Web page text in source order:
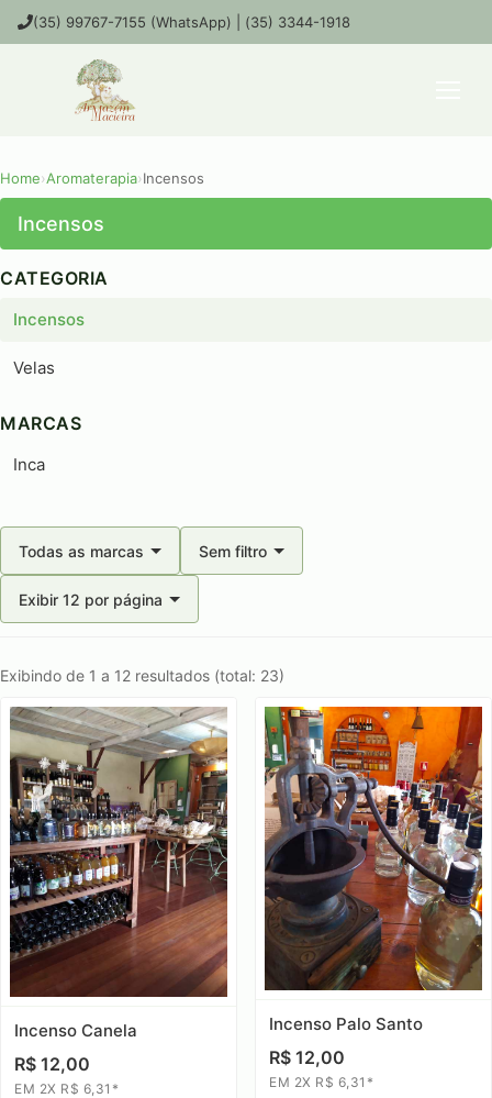
(35) 99767-7155 (WhatsApp) | (35) 3344-1918
Home›Aromaterapia›Incensos
Incensos
CATEGORIA
Incensos
Velas
MARCAS
Inca
Todas as marcas Sem filtro
Exibir 12 por página
Exibindo de 1 a 12 resultados (total: 23)
Incenso Canela
R$ 12,00
EM 2X R$ 6,31*
Incenso Palo Santo
R$ 12,00
EM 2X R$ 6,31*